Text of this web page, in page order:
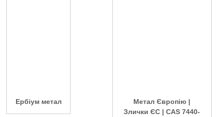
Ербіум метал
Метал Європію |
Злички ЄС | CAS 7440-